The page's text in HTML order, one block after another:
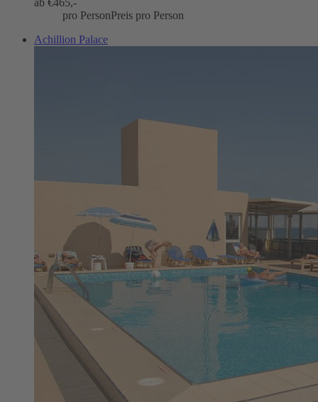
ab €465,-
pro PersonPreis pro Person
Achillion Palace